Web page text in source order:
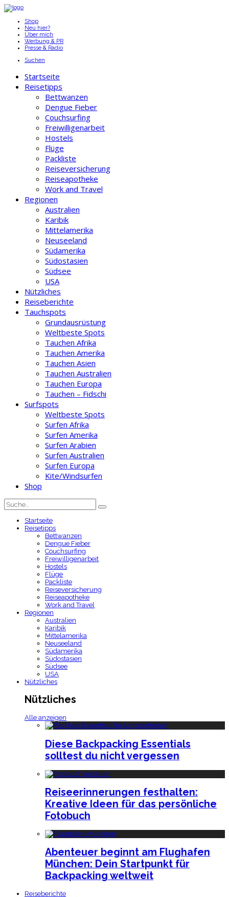
Shop
Neu hier?
Über mich
Werbung & PR
Presse & Radio
Suchen
Startseite
Reisetipps
Bettwanzen
Dengue Fieber
Couchsurfing
Freiwilligenarbeit
Hostels
Flüge
Packliste
Reiseversicherung
Reiseapotheke
Work and Travel
Regionen
Australien
Karibik
Mittelamerika
Neuseeland
Südamerika
Südostasien
Südsee
USA
Nützliches
Reiseberichte
Tauchspots
Grundausrüstung
Weltbeste Spots
Tauchen Afrika
Tauchen Amerika
Tauchen Asien
Tauchen Australien
Tauchen Europa
Tauchen – Fidschi
Surfspots
Weltbeste Spots
Surfen Afrika
Surfen Amerika
Surfen Arabien
Surfen Australien
Surfen Europa
Kite/Windsurfen
Shop
Startseite
Reisetipps
Bettwanzen
Dengue Fieber
Couchsurfing
Freiwilligenarbeit
Hostels
Flüge
Packliste
Reiseversicherung
Reiseapotheke
Work and Travel
Regionen
Australien
Karibik
Mittelamerika
Neuseeland
Südamerika
Südostasien
Südsee
USA
Nützliches
Nützliches
Alle anzeigen
Diese Backpacking Essentials
solltest du nicht vergessen
Reiseerinnerungen festhalten:
Kreative Ideen für das persönliche
Fotobuch
Abenteuer beginnt am Flughafen
München: Dein Startpunkt für
Backpacking weltweit
Reiseberichte